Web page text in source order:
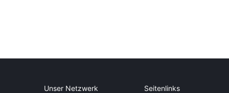
Unser Netzwerk Seitenlinks